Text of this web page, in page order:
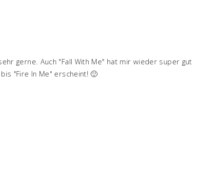
gerne. Auch "Fall With Me" hat mir wieder super gut
"Fire In Me" erscheint! 🙂